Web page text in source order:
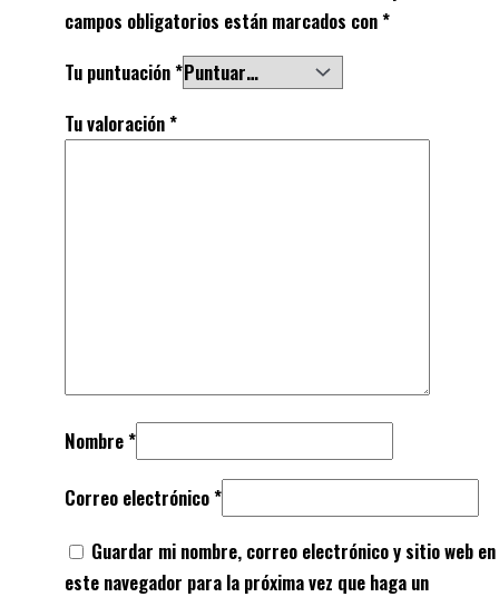
campos obligatorios están marcados con*
Tu puntuación*
Tu valoración*
Nombre*
Correo electrónico*
Guardar mi nombre, correo electrónico y sitio web en
este navegador para la próxima vez que haga un